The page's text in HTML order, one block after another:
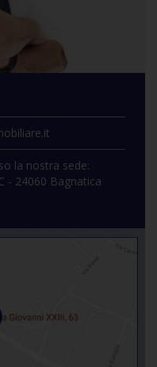
la nostra sede:
- 24060 Bagnatica